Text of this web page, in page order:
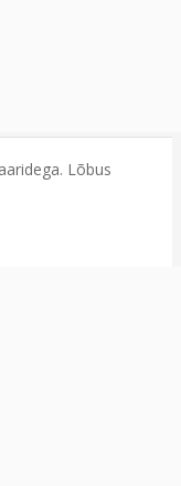
Lõbus